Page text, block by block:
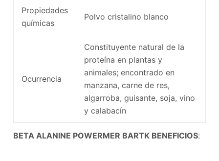
Propiedades
químicas
Polvo cristalino blanco
Ocurrencia
Constituyente natural de la
proteína en plantas y
animales; encontrado en
manzana, carne de res,
algarroba, guisante, soja, vino
y calabacín
BETA ALANINE POWERMER BARTK BENEFICIOS: